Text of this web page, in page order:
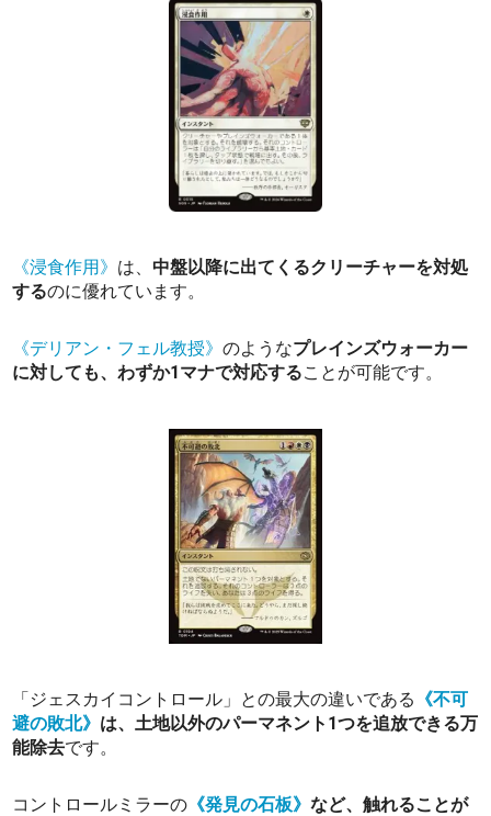
《浸食作用》 は、中盤以降に出てくるクリーチャーを対処
するのに優れています。
《デリアン・フェル教授》のようなプレインズウォーカー
に対しても、わずか1マナで対応することが可能です。
「ジェスカイコントロール」との最大の違いである 《不可
避の敗北》 は、土地以外のパーマネント1つを追放できる万
能除去です。
コントロールミラーの 《発見の石板》など、触れることが